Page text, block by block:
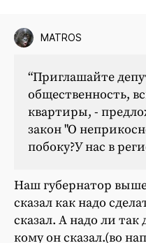
MATROS
“Приглашайте
общественность,
квартиры, -
закон "О
побоку?У нас в
Наш губернатор
сказал как надо
сказал. А надо ли
кому он сказал.(во